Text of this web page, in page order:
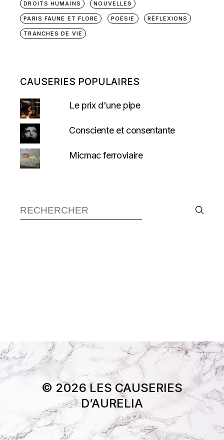
DROITS HUMAINS NOUVELLES
PARIS FAUNE ET FLORE POÉSIE RÉFLEXIONS
TRANCHES DE VIE
CAUSERIES POPULAIRES
Le prix d'une pipe
Consciente et consentante
Micmac ferroviaire
Recherche :
© 2026 LES CAUSERIES
D’AURELIA